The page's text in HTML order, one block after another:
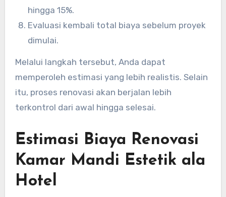
hingga 15%.
Evaluasi kembali total biaya sebelum proyek
dimulai.
Melalui langkah tersebut, Anda dapat
memperoleh estimasi yang lebih realistis. Selain
itu, proses renovasi akan berjalan lebih
terkontrol dari awal hingga selesai.
Estimasi Biaya Renovasi
Kamar Mandi Estetik ala
Hotel